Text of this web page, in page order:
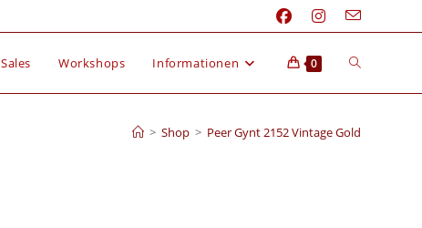
Sales Workshops Informationen 0
> Shop > Peer Gynt 2152 Vintage Gold